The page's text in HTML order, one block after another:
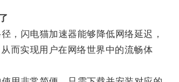
闪电猫加速器能够降低网络延迟，
而实现用户在网络世界中的流畅体